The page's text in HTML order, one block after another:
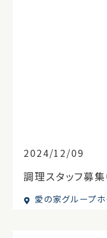
2024/12/09
調理スタッフ募集
愛の家グループ